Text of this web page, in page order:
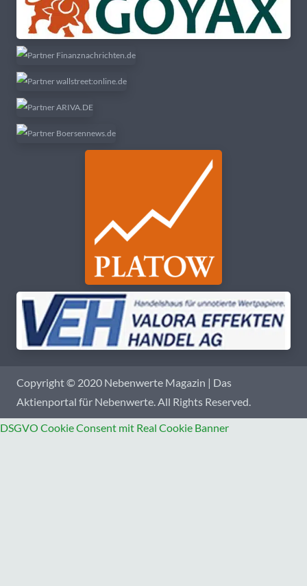
Copyright © 2020 Nebenwerte Magazin | Das
Aktienportal für Nebenwerte. All Rights Reserved.
DSGVO Cookie Consent mit Real Cookie Banner